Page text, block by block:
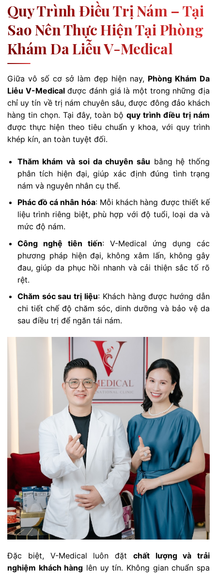
Quy Trình Điều Trị Nám – Tại
Sao Nên Thực Hiện Tại Phòng
Khám Da Liễu V-Medical
Giữa vô số cơ sở làm đẹp hiện nay, Phòng Khám Da
Liễu V-Medicalđược đánh giá là một trong những địa
chỉ uy tín về trị nám chuyên sâu, được đông đảo khách
hàng tin chọn. Tại đây, toàn bộ quy trình điều trị nám
được thực hiện theo tiêu chuẩn y khoa, với quy trình
khép kín, an toàn tuyệt đối.
Thăm khám và soi da chuyên sâu bằng hệ thống
phân tích hiện đại, giúp xác định đúng tình trạng
nám và nguyên nhân cụ thể.
Phác đồ cá nhân hóa: Mỗi khách hàng được thiết kế
liệu trình riêng biệt, phù hợp với độ tuổi, loại da và
mức độ nám.
Công nghệ tiên tiến: V-Medical ứng dụng các
phương pháp hiện đại, không xâm lấn, không gây
đau, giúp da phục hồi nhanh và cải thiện sắc tố rõ
rệt.
Chăm sóc sau trị liệu: Khách hàng được hướng dẫn
chi tiết chế độ chăm sóc, dinh dưỡng và bảo vệ da
sau điều trị để ngăn tái nám.
Đặc biệt, V-Medical luôn đặt chất lượng và trải
nghiệm khách hàng lên uy tín. Không gian chuẩn spa